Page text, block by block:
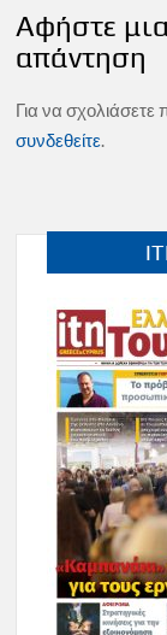
Αφήστε
απάντηση
Για να σχολιάσετε
συνδεθείτε.